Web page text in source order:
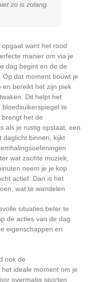
zo is zolang
want het rood
manier om via je
dag begint en de de
dat moment bouwt je
en bereikt het zijn piek
Dit helpt het
te
het de
als je rustig opstaat, een
daglicht binnen, kijkt
wat zachte muziek,
neem je je kop
actief. Dan is het
wat te wandelen
situaties beter te
de acties van de dag.
eigenschappen en
ook de
ideale moment om je
overmatig sporten